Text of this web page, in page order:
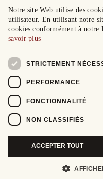
Notre site Web utilise des
utilisateur. En utilisant notre
cookies conformément à
savoir plus
STRICTEMENT
PERFORMANCE
FONCTIONNALITÉ
NON CLASSIFIÉS
ACCEPTER TOUT